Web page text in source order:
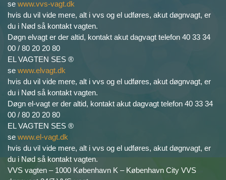
se www.vvs-vagt.dk
hvis du vil vide mere, alt i vvs og el udføres, akut døgnvagt, er
du i Nød så kontakt vagten.
Døgn elvagt er der altid, kontakt akut dagvagt telefon 40 33 34
00 / 80 20 20 80
EL VAGTEN SES ®
se www.elvagt.dk
hvis du vil vide mere, alt i vvs og el udføres, akut døgnvagt, er
du i Nød så kontakt vagten.
Døgn el-vagt er der altid, kontakt akut dagvagt telefon 40 33 34
00 / 80 20 20 80
EL VAGTEN SES ®
se www.el-vagt.dk
hvis du vil vide mere, alt i vvs og el udføres, akut døgnvagt, er
du i Nød så kontakt vagten.
VVS vagten – 1000 København K – København City VVS